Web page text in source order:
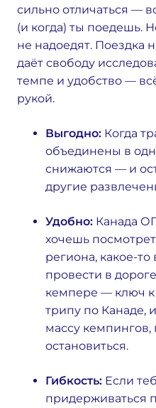
сильно отличаться —
(и когда) ты поедешь.
не надоедят. Поездка
даёт свободу
темпе и удобство —
рукой.
Выгодно: Когда
объединены в
снижаются — и
другие
Удобно: Канада
хочешь
региона, какое-
провести в
кемпере — ключ
трипу по Канаде,
массу
остановиться.
Гибкость: Если
придерживаться